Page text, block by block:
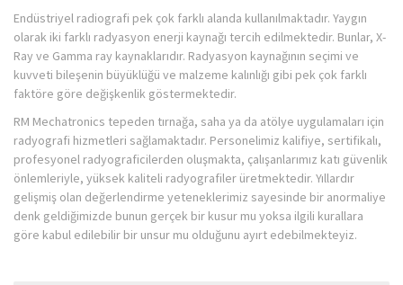
Endüstriyel radiografi pek çok farklı alanda kullanılmaktadır. Yaygın
olarak iki farklı radyasyon enerji kaynağı tercih edilmektedir. Bunlar, X-
Ray ve Gamma ray kaynaklarıdır. Radyasyon kaynağının seçimi ve
kuvveti bileşenin büyüklüğü ve malzeme kalınlığı gibi pek çok farklı
faktöre göre değişkenlik göstermektedir.
RM Mechatronics tepeden tırnağa, saha ya da atölye uygulamaları için
radyografi hizmetleri sağlamaktadır. Personelimiz kalifiye, sertifikalı,
profesyonel radyograficilerden oluşmakta, çalışanlarımız katı güvenlik
önlemleriyle, yüksek kaliteli radyografiler üretmektedir. Yıllardır
gelişmiş olan değerlendirme yeteneklerimiz sayesinde bir anormaliye
denk geldiğimizde bunun gerçek bir kusur mu yoksa ilgili kurallara
göre kabul edilebilir bir unsur mu olduğunu ayırt edebilmekteyiz.